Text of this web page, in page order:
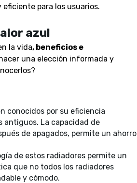
para los usuarios.
azul
la vida, beneficios e
una elección informada y
conocidos por su eficiencia
antiguos. La capacidad de
de apagados, permite un ahorro
de estos radiadores permite un
que no todos los radiadores
y cómodo.